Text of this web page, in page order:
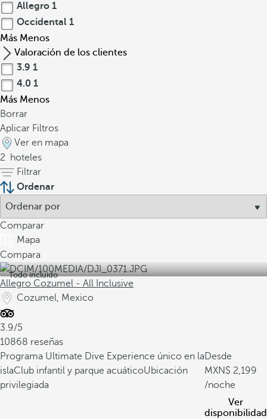
Allegro 1
Occidental 1
Más Menos
Valoración de los clientes
3.9 1
4.0 1
Más Menos
Borrar
Aplicar Filtros
Ver en mapa
2
hoteles
Filtrar
Ordenar
Comparar
Mapa
Compara
Todo incluido
Allegro Cozumel - All Inclusive
Cozumel, Mexico
3.9/5
10868 reseñas
Programa Ultimate Dive Experience único en la
islaClub infantil y parque acuáticoUbicación
privilegiada
Desde
2,199
/noche
Ver
disponibilidad